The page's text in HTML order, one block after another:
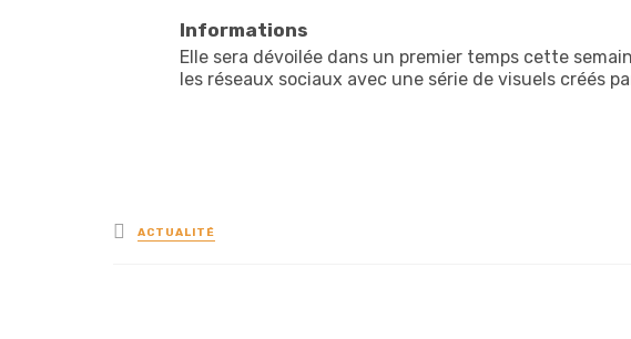
Informations
Elle sera dévoilée dans un premier temps cette
les réseaux sociaux avec une série de visuels créés
Posted
in
ACTUALITÉ